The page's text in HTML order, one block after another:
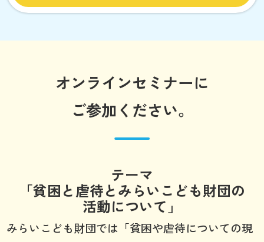
オンラインセミナーに
ご参加ください。
テーマ
「貧困と虐待とみらいこども財団の
活動について」
みらいこども財団では「貧困や虐待についての現